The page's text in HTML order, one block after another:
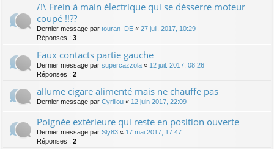
/!\ Frein à main électrique qui se désserre moteur
coupé !!??
Dernier message par touran_DE « 27 juil. 2017, 10:29
Réponses : 3
Faux contacts partie gauche
Dernier message par supercazzola « 12 juil. 2017, 08:26
Réponses : 2
allume cigare alimenté mais ne chauffe pas
Dernier message par Cyrillou « 12 juin 2017, 22:09
Poignée extérieure qui reste en position ouverte
Dernier message par Sly83 « 17 mai 2017, 17:47
Réponses : 2